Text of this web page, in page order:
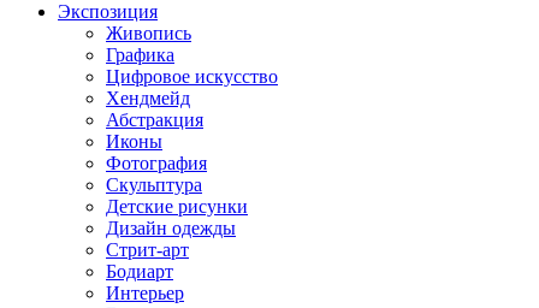
Экспозиция
Живопись
Графика
Цифровое искусство
Хендмейд
Абстракция
Иконы
Фотография
Скульптура
Детские рисунки
Дизайн одежды
Стрит-арт
Бодиарт
Интерьер